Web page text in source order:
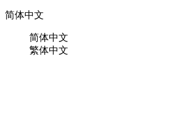
简体中文
简体中文
繁体中文